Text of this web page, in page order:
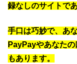
録なしのサイトで
手口は巧妙で、あ
PayPayやあなた
もあります。